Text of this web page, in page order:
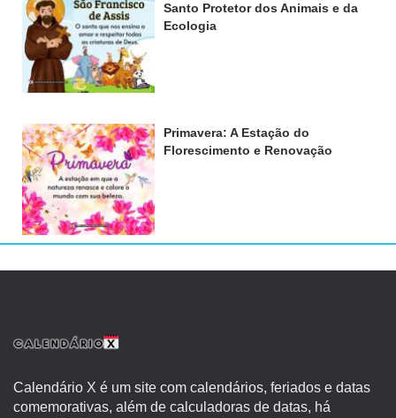
Santo Protetor dos Animais e da
Ecologia
Primavera: A Estação do
Florescimento e Renovação
Calendário X é um site com calendários, feriados e datas
comemorativas, além de calculadoras de datas, há